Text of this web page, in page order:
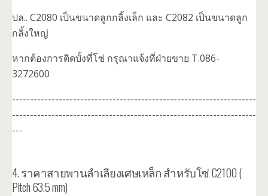
ปล.. C2080 เป็นขนาดลูกกลิ้งเล็ก และ C2082 เป็นขนาดลูก
กลิ้งใหญ่
หากต้องการติดบั้งที่โซ่ กรุณาแจ้งที่ฝ่ายขาย T.086-
3272600
--------------------------------------------------------------------
--------------------------------------------------------------------
---
4. ราคาสายพานลำเลียงเศษเหล็ก สำหรับโซ่ C2100 (
Pitch 63.5 mm)